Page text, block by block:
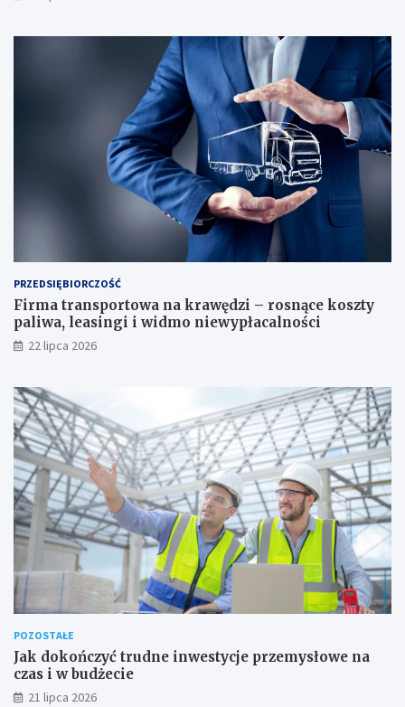
PRZEDSIĘBIORCZOŚĆ
Firma transportowa na krawędzi – rosnące koszty
paliwa, leasingi i widmo niewypłacalności
22 lipca 2026
POZOSTAŁE
Jak dokończyć trudne inwestycje przemysłowe na
czas i w budżecie
21 lipca 2026